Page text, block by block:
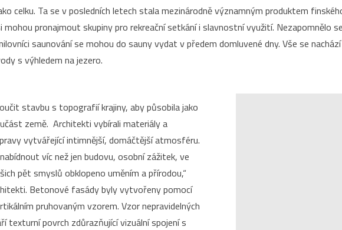
celku. Ta se v posledních letech stala mezinárodně významným produktem
mohou pronajmout skupiny pro rekreační setkání i slavnostní využití. Nezapomnělo
saunování se mohou do sauny vydat v předem domluvené dny. Vše se
s výhledem na jezero.
stavbu s topografií krajiny, aby působila jako
země. Architekti vybírali materiály a
vytvářející intimnější, domáčtější atmosféru.
víc než jen budovu, osobní zážitek, ve
pět smyslů obklopeno uměním a přírodou,“
Betonové fasády byly vytvořeny pomocí
pruhovaným vzorem. Vzor nepravidelných
texturní povrch zdůrazňující vizuální spojení s